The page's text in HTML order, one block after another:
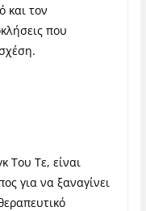
και τον
που
Του Τε, είναι
για να ξαναγίνει